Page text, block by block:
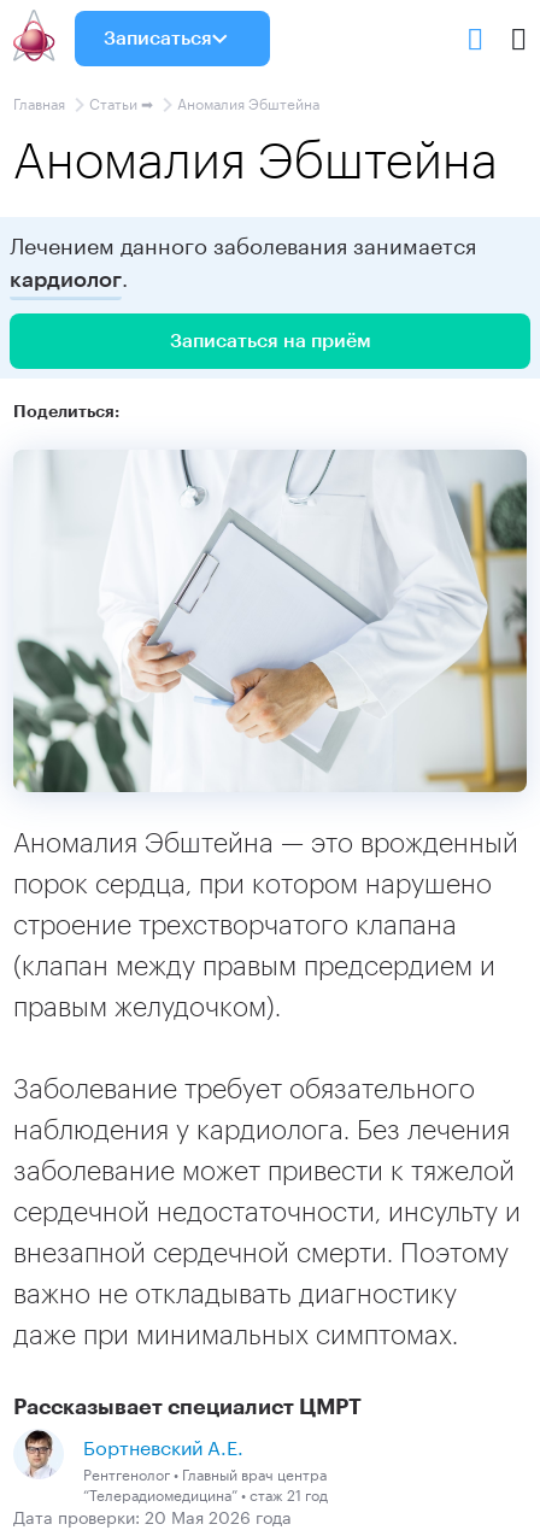
Записаться
Главная Статьи ➡ Аномалия Эбштейна
Аномалия Эбштейна
Лечением данного заболевания занимается
кардиолог.
Записаться на приём
Поделиться:
Аномалия Эбштейна — это врожденный
порок сердца, при котором нарушено
строение трехстворчатого клапана
(клапан между правым предсердием и
правым желудочком).
Заболевание требует обязательного
наблюдения у кардиолога. Без лечения
заболевание может привести к тяжелой
сердечной недостаточности, инсульту и
внезапной сердечной смерти. Поэтому
важно не откладывать диагностику
даже при минимальных симптомах.
Рассказывает специалист ЦМРТ
Бортневский А.Е.
Рентгенолог • Главный врач центра
“Телерадиомедицина” • стаж 21 год
Дата проверки: 20 Мая 2026 года